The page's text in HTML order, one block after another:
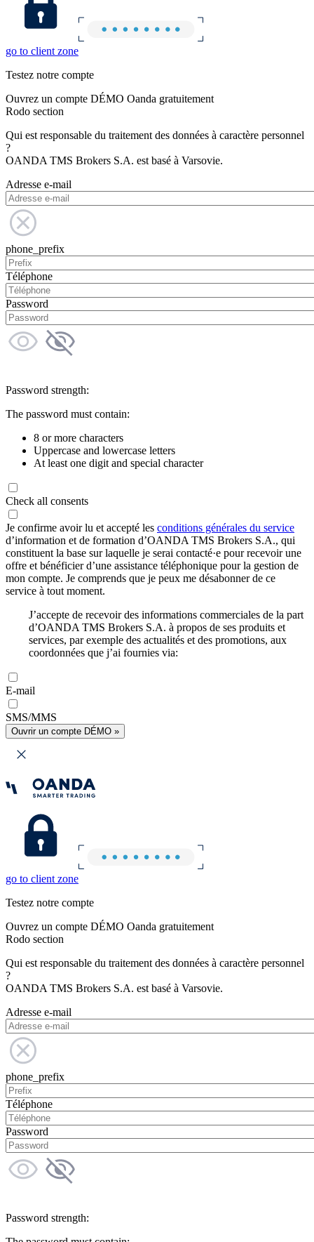
go to client zone
Testez notre compte
Ouvrez un compte DÉMO Oanda gratuitement
Rodo section
Qui est responsable du traitement des données à caractère personnel
?
OANDA TMS Brokers S.A. est basé à Varsovie.
Adresse e-mail
phone_prefix
Téléphone
Password
Password strength:
The password must contain:
8 or more characters
Uppercase and lowercase letters
At least one digit and special character
Check all consents
Je confirme avoir lu et accepté les conditions générales du service
d’information et de formation d’OANDA TMS Brokers S.A., qui
constituent la base sur laquelle je serai contacté·e pour recevoir une
offre et bénéficier d’une assistance téléphonique pour la gestion de
mon compte. Je comprends que je peux me désabonner de ce
service à tout moment.
J’accepte de recevoir des informations commerciales de la part
d’OANDA TMS Brokers S.A. à propos de ses produits et
services, par exemple des actualités et des promotions, aux
coordonnées que j’ai fournies via:
E-mail
SMS/MMS
Ouvrir un compte DÉMO »
go to client zone
Testez notre compte
Ouvrez un compte DÉMO Oanda gratuitement
Rodo section
Qui est responsable du traitement des données à caractère personnel
?
OANDA TMS Brokers S.A. est basé à Varsovie.
Adresse e-mail
phone_prefix
Téléphone
Password
Password strength: